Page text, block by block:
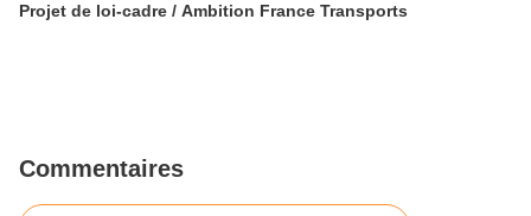
Projet de loi-cadre / Ambition France Transports
Commentaires